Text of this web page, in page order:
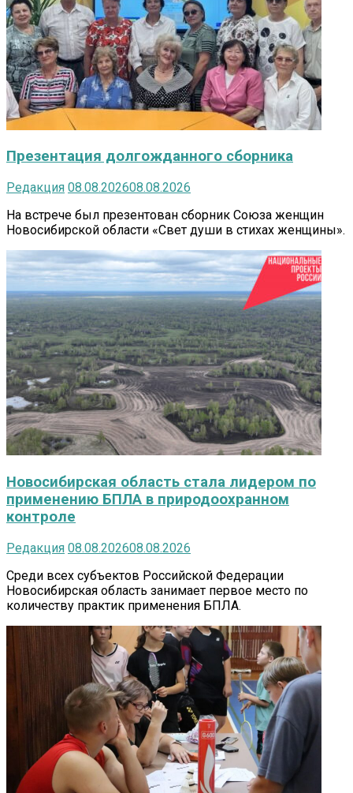
Презентация долгожданного сборника
Редакция 08.08.202608.08.2026
На встрече был презентован сборник Союза женщин
Новосибирской области «Свет души в стихах женщины».
Новосибирская область стала лидером по
применению БПЛА в природоохранном
контроле
Редакция 08.08.202608.08.2026
Среди всех субъектов Российской Федерации
Новосибирская область занимает первое место по
количеству практик применения БПЛА.